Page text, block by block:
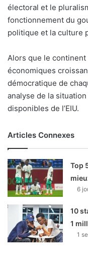
électoral et le
fonctionnement du
politique et la culture
Alors que le
économiques
démocratique de
analyse de la
disponibles de l’EIU.
Articles Connexes
Top
6
10
1
1